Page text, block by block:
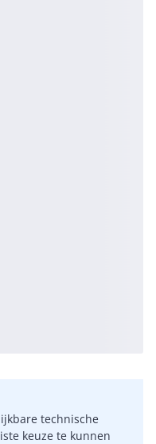
technische
keuze te kunnen